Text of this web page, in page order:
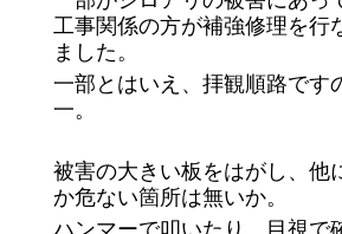
工事関係の方が補強修理を行
ました。
一部とはいえ、拝観順路です
一。
被害の大きい板をはがし、他
か危ない箇所は無いか。
ハンマーで叩いたり、目視で